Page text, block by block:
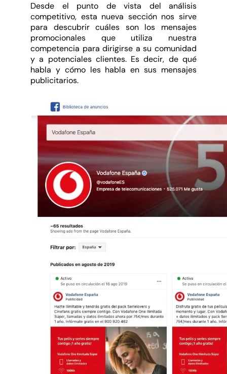
Desde el punto de vista del análisis
competitivo, esta nueva sección nos sirve
para descubrir cuáles son los mensajes
promocionales que utiliza nuestra
competencia para dirigirse a su comunidad
y a potenciales clientes. Es decir, de qué
habla y cómo les habla en sus mensajes
publicitarios.